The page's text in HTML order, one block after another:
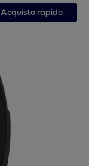
Acquisto rapido